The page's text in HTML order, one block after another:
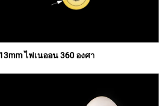
ไฟเนออน 360 องศา